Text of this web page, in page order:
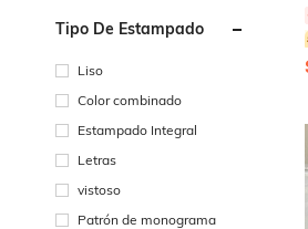
Tipo De Estampado
Liso
Color combinado
Estampado Integral
Letras
vistoso
Patrón de monograma